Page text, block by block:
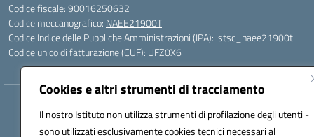
Cookies e altri strumenti di tracciamento
Il nostro Istituto non utilizza strumenti di profilazione degli utenti -
sono utilizzati esclusivamente cookies tecnici necessari al
Codice fiscale: 90016250632
Codice meccanografico: NAEE21900T
Codice Indice delle Pubbliche Amministrazioni (IPA): istsc_naee21900t
Codice unico di fatturazione (CUF): UFZ0X6
Concept & Design by Designers Italia